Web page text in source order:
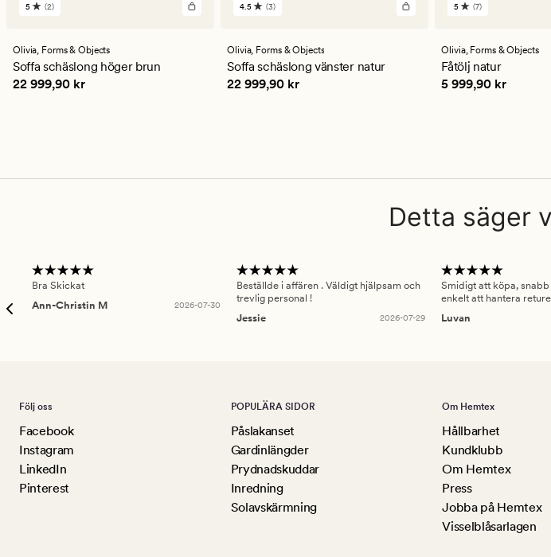
2
ett
genomsnittligt
betyg
på
5 (2)
Olivia, Forms & Objects
Soffa schäslong höger brun
Pris 22 999,90 kr
22 999,90 kr
3
ett
genomsnittligt
betyg
på
4.5 (3)
Olivia, Forms & Objects
Soffa schäslong vänster natur
Pris 22 999,90 kr
22 999,90 kr
7
ett
genomsnittligt
betyg
på
5 (7)
Olivia, Forms & Objects
Fåtölj natur
Pris 5 999,90 kr
5 999,90 kr
Detta säger
Bra Skickat
Ann-Christin M
2026-07-30
Beställde i affären . Väldigt hjälpsam och
trevlig personal !
Jessie
2026-07-29
Smidigt att köpa,
enkelt att hantera
Luvan
Följ oss
Facebook
Instagram
LinkedIn
Pinterest
POPULÄRA SIDOR
Påslakanset
Gardinlängder
Prydnadskuddar
Inredning
Solavskärmning
Om Hemtex
Hållbarhet
Kundklubb
Om Hemtex
Press
Jobba på Hemtex
Visselblåsarlagen